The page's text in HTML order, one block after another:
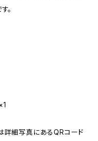
。
詳細写真にあるQRコード